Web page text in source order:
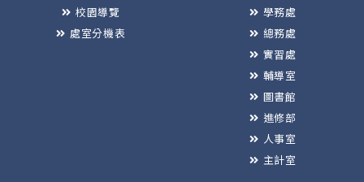
校園導覽
處室分機表
學務處
總務處
實習處
輔導室
圖書館
進修部
人事室
主計室